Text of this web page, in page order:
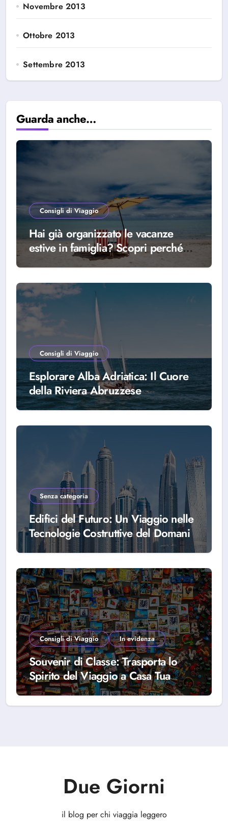
Novembre 2013
Ottobre 2013
Settembre 2013
Guarda anche…
Consigli di Viaggio
Hai già organizzato le vacanze
estive in famiglia? Scopri perché
scegliere Alba Adriatica
Consigli di Viaggio
Esplorare Alba Adriatica: Il Cuore
della Riviera Abruzzese
Senza categoria
Edifici del Futuro: Un Viaggio nelle
Tecnologie Costruttive del Domani
Consigli di Viaggio In evidenza
Souvenir di Classe: Trasporta lo
Spirito del Viaggio a Casa Tua
Due Giorni
il blog per chi viaggia leggero